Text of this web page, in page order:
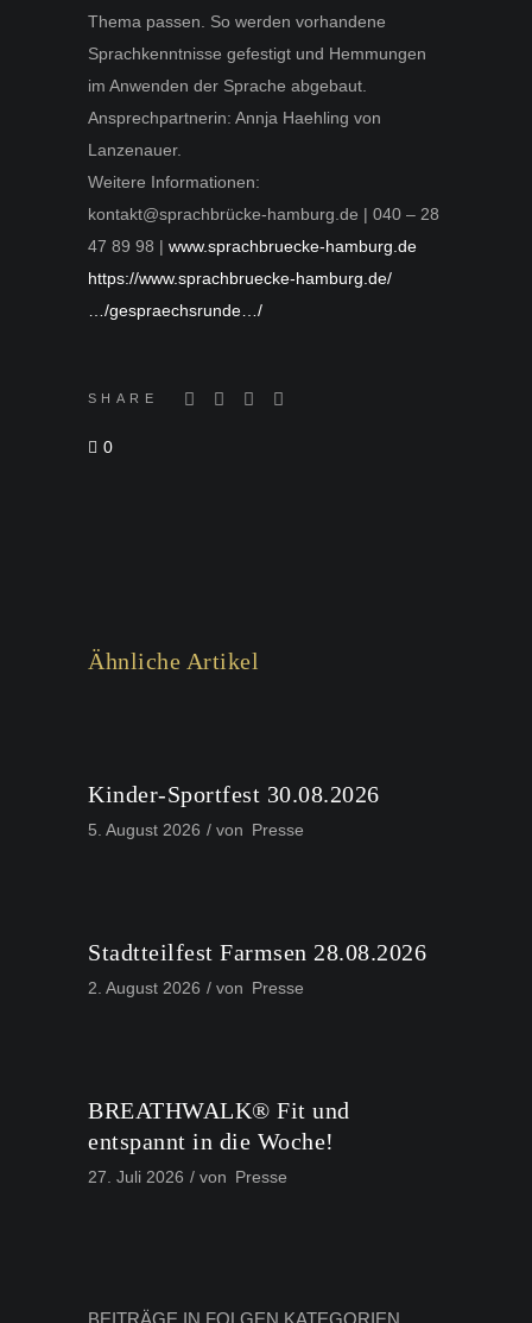
Thema passen. So werden vorhandene
Sprachkenntnisse gefestigt und Hemmungen
im Anwenden der Sprache abgebaut.
Ansprechpartnerin: Annja Haehling von
Lanzenauer.
Weitere Informationen:
kontakt@sprachbrücke-hamburg.de | 040 – 28
47 89 98 | www.sprachbruecke-hamburg.de
https://www.sprachbruecke-hamburg.de/
…/gespraechsrunde…/
SHARE
0
Ähnliche Artikel
Kinder-Sportfest 30.08.2026
5. August 2026 von Presse
Stadtteilfest Farmsen 28.08.2026
2. August 2026 von Presse
BREATHWALK® Fit und
entspannt in die Woche!
27. Juli 2026 von Presse
BEITRÄGE IN FOLGEN KATEGORIEN